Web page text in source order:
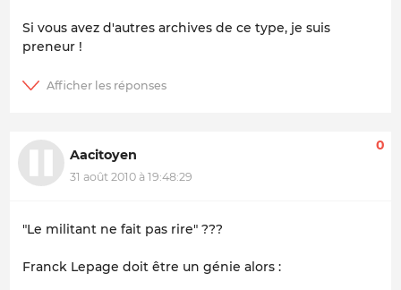
Si vous avez d'autres archives de ce type, je suis
preneur !
Aacitoyen
31 août 2010 à 19:48:29
0
"Le militant ne fait pas rire" ???
Franck Lepage doit être un génie alors :